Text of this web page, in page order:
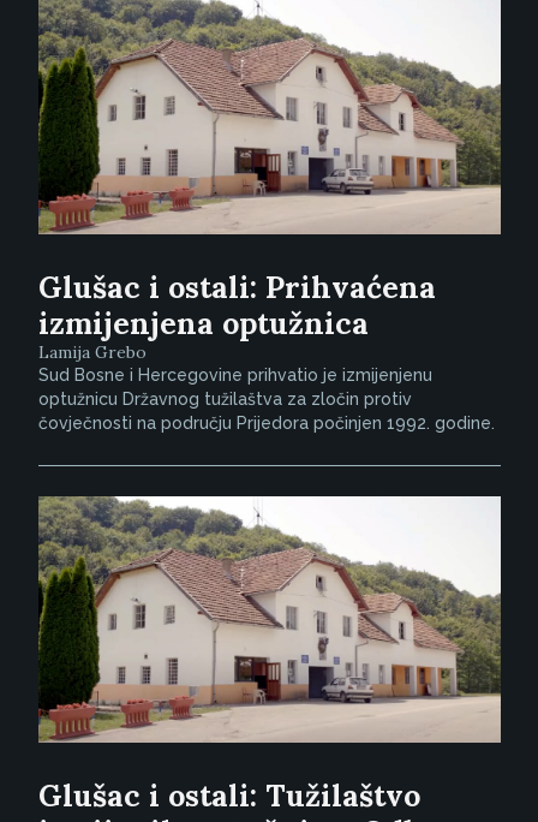
Glušac i ostali: Prihvaćena
izmijenjena optužnica
Lamija Grebo
Sud Bosne i Hercegovine prihvatio je izmijenjenu
optužnicu Državnog tužilaštva za zločin protiv
čovječnosti na području Prijedora počinjen 1992. godine.
Glušac i ostali: Tužilaštvo